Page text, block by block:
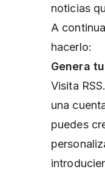
noticias
A
hacerlo:
Genera
Visita
una
puedes